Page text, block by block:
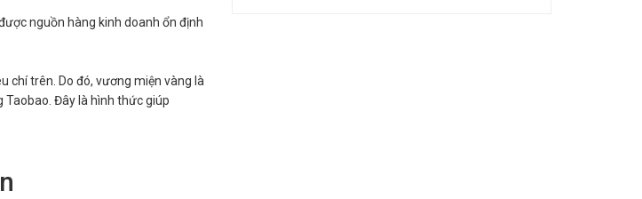
nguồn hàng kinh doanh ổn định
chí trên. Do đó, vương miện vàng là
Đây là hình thức giúp